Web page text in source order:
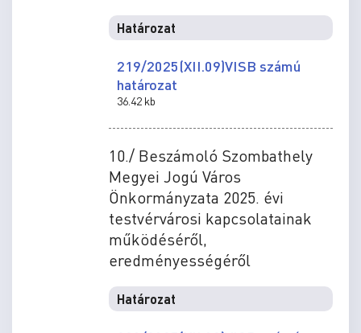
Határozat
219/2025(XII.09)VISB számú
határozat
36.42 kb
10./ Beszámoló Szombathely
Megyei Jogú Város
Önkormányzata 2025. évi
testvérvárosi kapcsolatainak
működéséről,
eredményességéről
Határozat